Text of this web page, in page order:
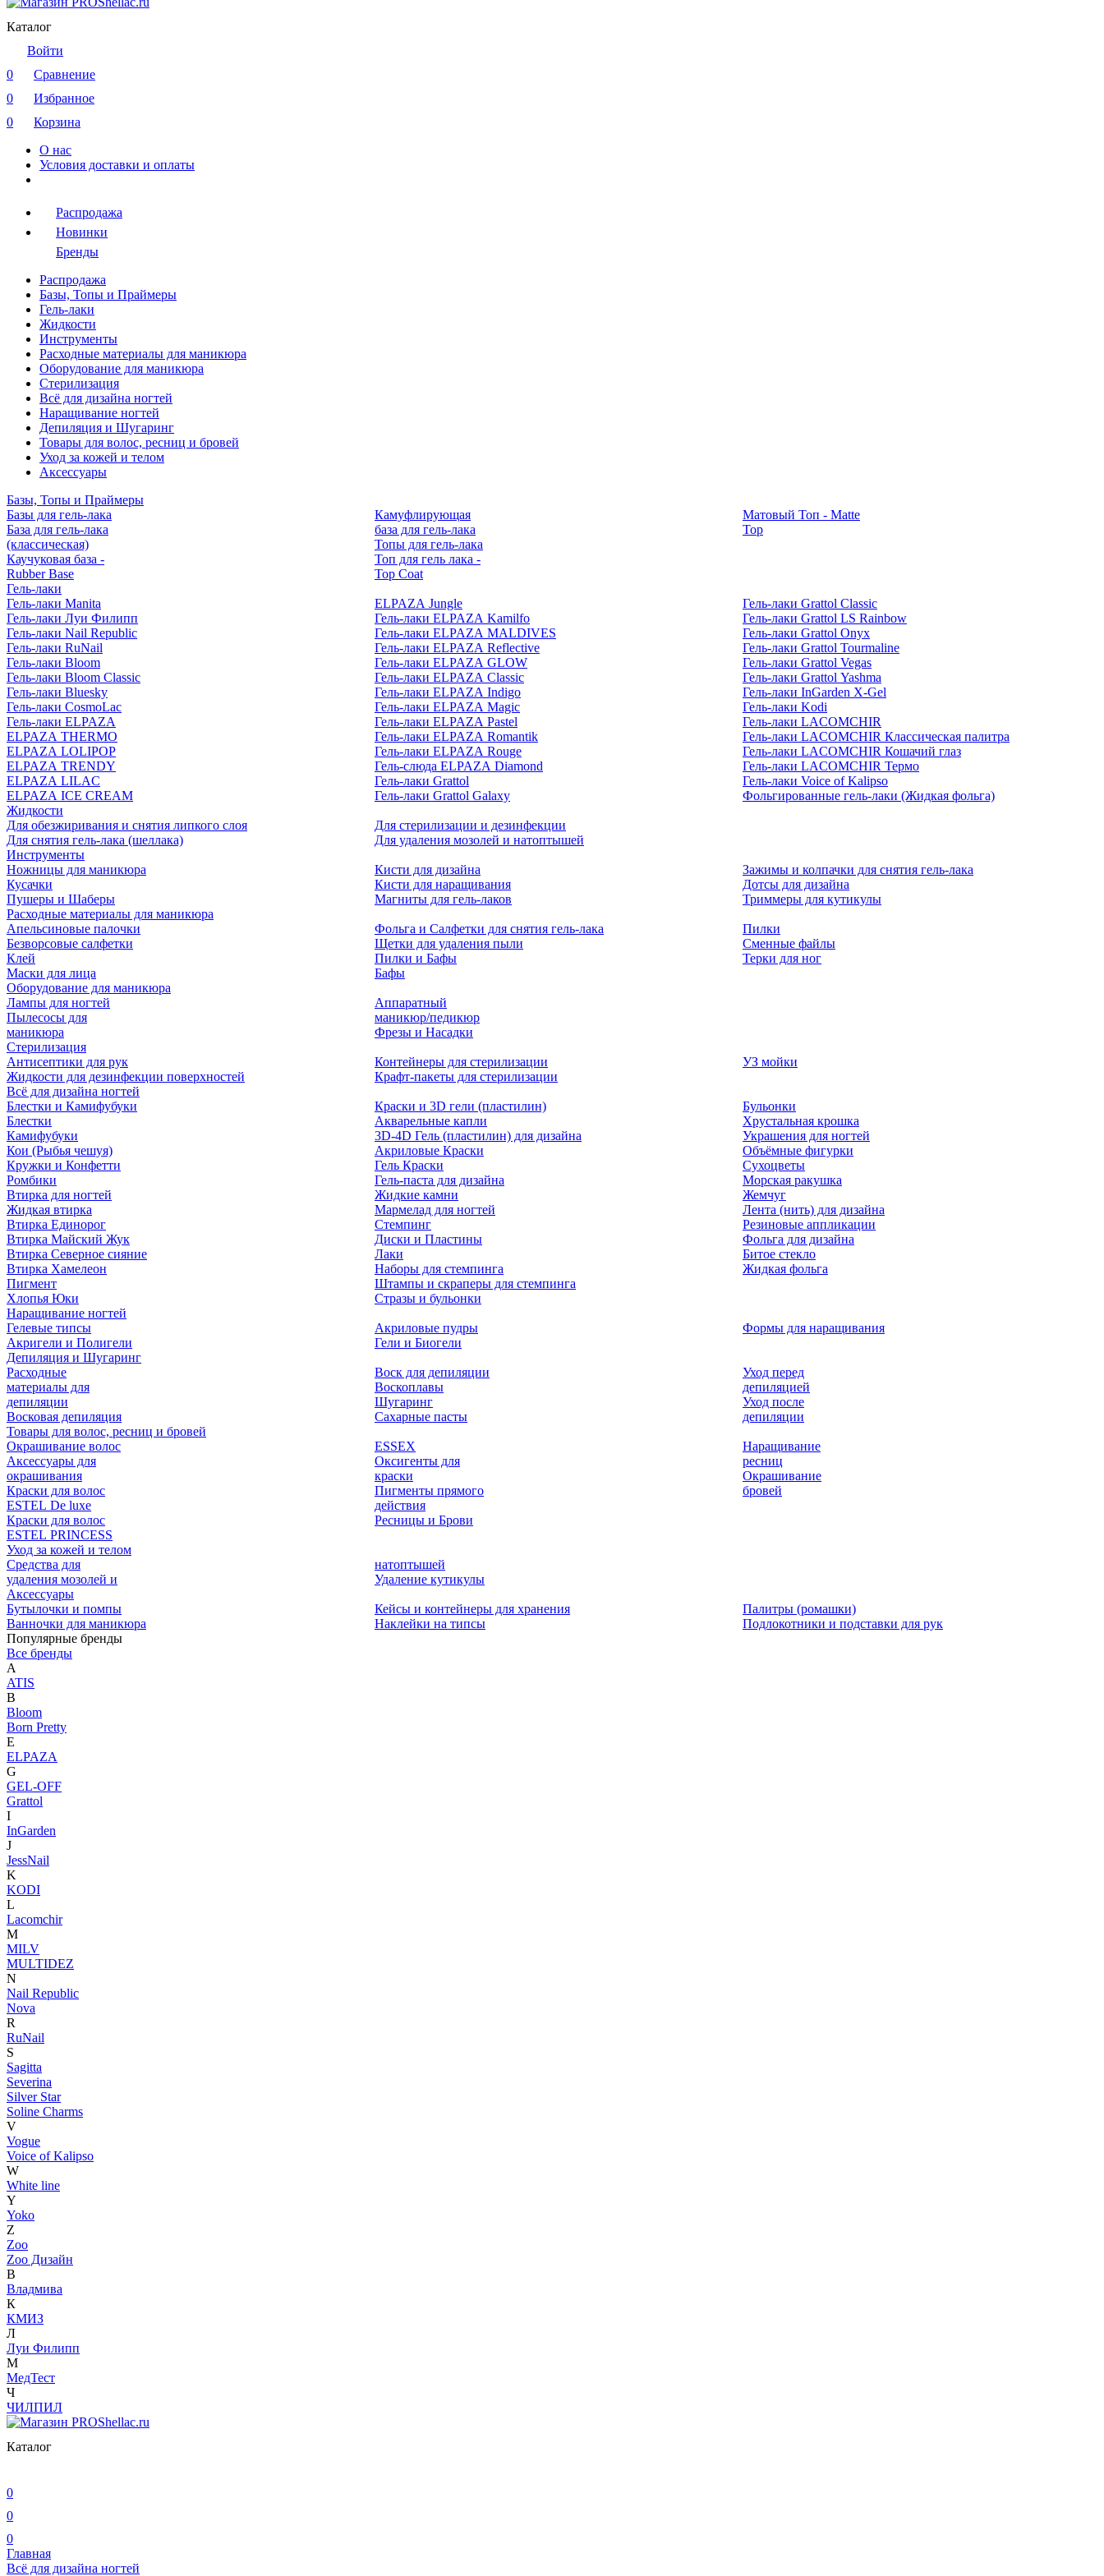
Каталог
Войти
0
Сравнение
0
Избранное
0
Корзина
О нас
Условия доставки и оплаты
Распродажа
Новинки
Бренды
Распродажа
Базы, Топы и Праймеры
Гель-лаки
Жидкости
Инструменты
Расходные материалы для маникюра
Оборудование для маникюра
Стерилизация
Всё для дизайна ногтей
Наращивание ногтей
Депиляция и Шугаринг
Товары для волос, ресниц и бровей
Уход за кожей и телом
Аксессуары
Базы, Топы и Праймеры
Базы для гель-лака
База для гель-лака
(классическая)
Каучуковая база -
Rubber Base
Камуфлирующая
база для гель-лака
Топы для гель-лака
Топ для гель лака -
Top Coat
Матовый Топ - Matte
Top
Гель-лаки
Гель-лаки Manita
Гель-лаки Луи Филипп
Гель-лаки Nail Republic
Гель-лаки RuNail
Гель-лаки Bloom
Гель-лаки Bloom Classic
Гель-лаки Bluesky
Гель-лаки CosmoLac
Гель-лаки ELPAZA
ELPAZA THERMO
ELPAZA LOLIPOP
ELPAZA TRENDY
ELPAZA LILAC
ELPAZA IСE CREAM
ELPAZA Jungle
Гель-лаки ELPAZA Kamilfo
Гель-лаки ELPAZA MALDIVES
Гель-лаки ELPAZA Reflective
Гель-лаки ELPAZA GLOW
Гель-лаки ELPAZA Classic
Гель-лаки ELPAZA Indigo
Гель-лаки ELPAZA Magic
Гель-лаки ELPAZA Pastel
Гель-лаки ELPAZA Romantik
Гель-лаки ELPAZA Rouge
Гель-слюда ELPAZA Diamond
Гель-лаки Grattol
Гель-лаки Grattol Galaxy
Гель-лаки Grattol Classic
Гель-лаки Grattol LS Rainbow
Гель-лаки Grattol Onyx
Гель-лаки Grattol Tourmaline
Гель-лаки Grattol Vegas
Гель-лаки Grattol Yashma
Гель-лаки InGarden X-Gel
Гель-лаки Kodi
Гель-лаки LACOMCHIR
Гель-лаки LACOMCHIR Классическая палитра
Гель-лаки LACOMCHIR Кошачий глаз
Гель-лаки LACOMCHIR Термо
Гель-лаки Voice of Kalipso
Фольгированные гель-лаки (Жидкая фольга)
Жидкости
Для обезжиривания и снятия липкого слоя
Для снятия гель-лака (шеллака)
Для стерилизации и дезинфекции
Для удаления мозолей и натоптышей
Инструменты
Ножницы для маникюра
Кусачки
Пушеры и Шаберы
Кисти для дизайна
Кисти для наращивания
Магниты для гель-лаков
Зажимы и колпачки для снятия гель-лака
Дотсы для дизайна
Триммеры для кутикулы
Расходные материалы для маникюра
Апельсиновые палочки
Безворсовые салфетки
Клей
Маски для лица
Фольга и Салфетки для снятия гель-лака
Щетки для удаления пыли
Пилки и Бафы
Бафы
Пилки
Сменные файлы
Терки для ног
Оборудование для маникюра
Лампы для ногтей
Пылесосы для
маникюра
Аппаратный
маникюр/педикюр
Фрезы и Насадки
Стерилизация
Антисептики для рук
Жидкости для дезинфекции поверхностей
Контейнеры для стерилизации
Крафт-пакеты для стерилизации
УЗ мойки
Всё для дизайна ногтей
Блестки и Камифубуки
Блестки
Камифубуки
Кои (Рыбья чешуя)
Кружки и Конфетти
Ромбики
Втирка для ногтей
Жидкая втирка
Втирка Единорог
Втирка Майский Жук
Втирка Северное сияние
Втирка Хамелеон
Пигмент
Хлопья Юки
Краски и 3D гели (пластилин)
Акварельные капли
3D-4D Гель (пластилин) для дизайна
Акриловые Краски
Гель Краски
Гель-паста для дизайна
Жидкие камни
Мармелад для ногтей
Стемпинг
Диски и Пластины
Лаки
Наборы для стемпинга
Штампы и скраперы для стемпинга
Стразы и бульонки
Бульонки
Хрустальная крошка
Украшения для ногтей
Объёмные фигурки
Сухоцветы
Морская ракушка
Жемчуг
Лента (нить) для дизайна
Резиновые аппликации
Фольга для дизайна
Битое стекло
Жидкая фольга
Наращивание ногтей
Гелевые типсы
Акригели и Полигели
Акриловые пудры
Гели и Биогели
Формы для наращивания
Депиляция и Шугаринг
Расходные
материалы для
депиляции
Восковая депиляция
Воск для депиляции
Воскоплавы
Шугаринг
Сахарные пасты
Уход перед
депиляцией
Уход после
депиляции
Товары для волос, ресниц и бровей
Окрашивание волос
Аксессуары для
окрашивания
Краски для волос
ESTEL De luxe
Краски для волос
ESTEL PRINCESS
ESSEX
Оксигенты для
краски
Пигменты прямого
действия
Ресницы и Брови
Наращивание
ресниц
Окрашивание
бровей
Уход за кожей и телом
Средства для
удаления мозолей и
натоптышей
Удаление кутикулы
Аксессуары
Бутылочки и помпы
Ванночки для маникюра
Кейсы и контейнеры для хранения
Наклейки на типсы
Палитры (ромашки)
Подлокотники и подставки для рук
Популярные бренды
Все бренды
A
ATIS
B
Bloom
Born Pretty
E
ELPAZA
G
GEL-OFF
Grattol
I
InGarden
J
JessNail
K
KODI
L
Lacomchir
M
MILV
MULTIDEZ
N
Nail Republic
Nova
R
RuNail
S
Sagitta
Severina
Silver Star
Soline Charms
V
Vogue
Voice of Kalipso
W
White line
Y
Yoko
Z
Zoo
Zoo Дизайн
В
Владмива
К
КМИЗ
Л
Луи Филипп
М
МедТест
Ч
ЧИЛПИЛ
Каталог
0
0
0
Главная
Всё для дизайна ногтей